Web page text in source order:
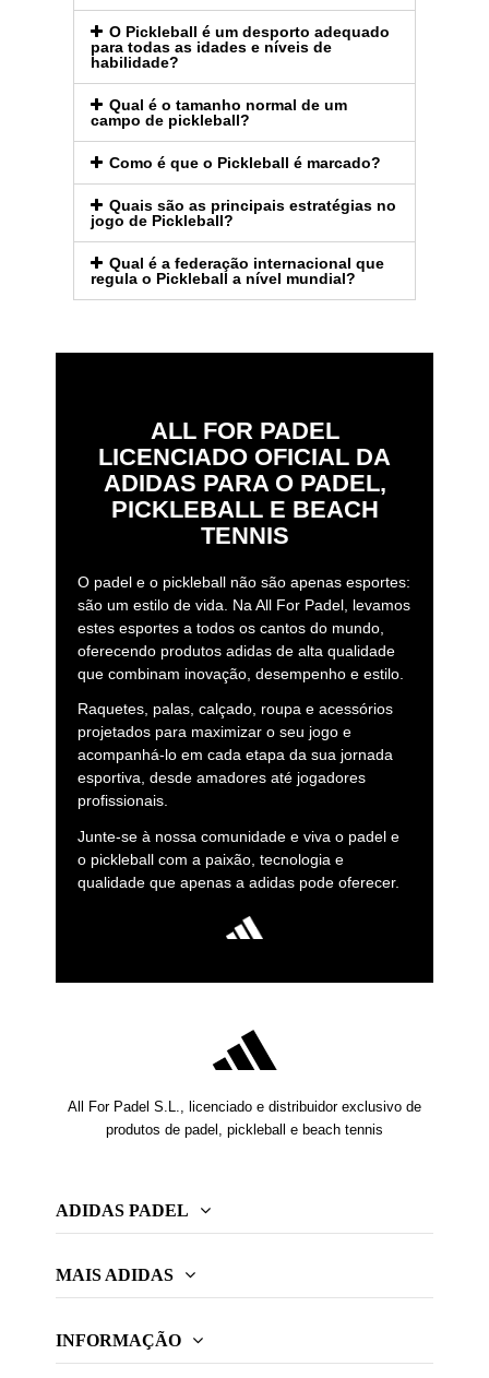
O Pickleball é um desporto adequado
para todas as idades e níveis de
habilidade?
Qual é o tamanho normal de um
campo de pickleball?
Como é que o Pickleball é marcado?
Quais são as principais estratégias no
jogo de Pickleball?
Qual é a federação internacional que
regula o Pickleball a nível mundial?
ALL FOR PADEL
LICENCIADO OFICIAL DA
ADIDAS PARA O PADEL,
PICKLEBALL E BEACH
TENNIS
O padel e o pickleball não são apenas esportes:
são um estilo de vida. Na All For Padel, levamos
estes esportes a todos os cantos do mundo,
oferecendo produtos adidas de alta qualidade
que combinam inovação, desempenho e estilo.
Raquetes, palas, calçado, roupa e acessórios
projetados para maximizar o seu jogo e
acompanhá-lo em cada etapa da sua jornada
esportiva, desde amadores até jogadores
profissionais.
Junte-se à nossa comunidade e viva o padel e
o pickleball com a paixão, tecnologia e
qualidade que apenas a adidas pode oferecer.
All For Padel S.L., licenciado e distribuidor exclusivo de
produtos de padel, pickleball e beach tennis
ADIDAS PADEL
MAIS ADIDAS
INFORMAÇÃO